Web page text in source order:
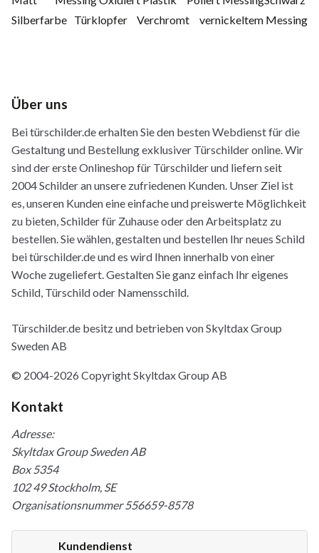
Silberfarbe Türklopfer Verchromt vernickeltem Messing
Über uns
Bei türschilder.de erhalten Sie den besten Webdienst für die
Gestaltung und Bestellung exklusiver Türschilder online. Wir
sind der erste Onlineshop für Türschilder und liefern seit
2004 Schilder an unsere zufriedenen Kunden. Unser Ziel ist
es, unseren Kunden eine einfache und preiswerte Möglichkeit
zu bieten, Schilder für Zuhause oder den Arbeitsplatz zu
bestellen. Sie wählen, gestalten und bestellen Ihr neues Schild
bei türschilder.de und es wird Ihnen innerhalb von einer
Woche zugeliefert. Gestalten Sie ganz einfach Ihr eigenes
Schild, Türschild oder Namensschild.
Türschilder.de besitz und betrieben von Skyltdax Group
Sweden AB
© 2004-2026 Copyright Skyltdax Group AB
Kontakt
Adresse:
Skyltdax Group Sweden AB
Box 5354
102 49 Stockholm, SE
Organisationsnummer 556659-8578
Kundendienst